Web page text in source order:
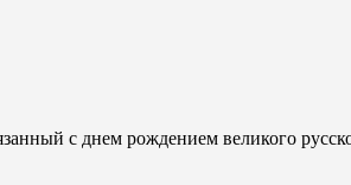
с днем рождением великого